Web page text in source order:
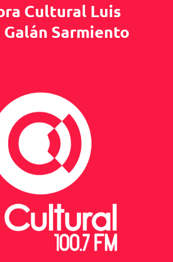
Cultural Luis
Galán Sarmiento